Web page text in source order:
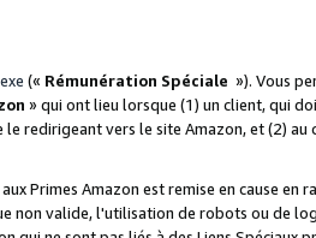
(« Rémunération Spéciale »). Vous
» qui ont lieu lorsque (1) un client, qui
redirigeant vers le site Amazon, et (2) au
Primes Amazon est remise en cause en
non valide, l'utilisation de robots ou de